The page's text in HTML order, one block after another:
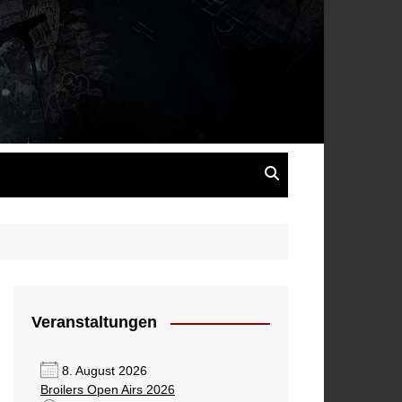
Veranstaltungen
8. August 2026
Broilers Open Airs 2026